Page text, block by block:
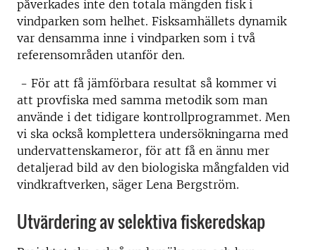
påverkades inte den totala mängden fisk i
vindparken som helhet. Fisksamhällets dynamik
var densamma inne i vindparken som i två
referensområden utanför den.
- För att få jämförbara resultat så kommer vi
att provfiska med samma metodik som man
använde i det tidigare kontrollprogrammet. Men
vi ska också komplettera undersökningarna med
undervattenskameror, för att få en ännu mer
detaljerad bild av den biologiska mångfalden vid
vindkraftverken, säger Lena Bergström.
Utvärdering av selektiva fiskeredskap